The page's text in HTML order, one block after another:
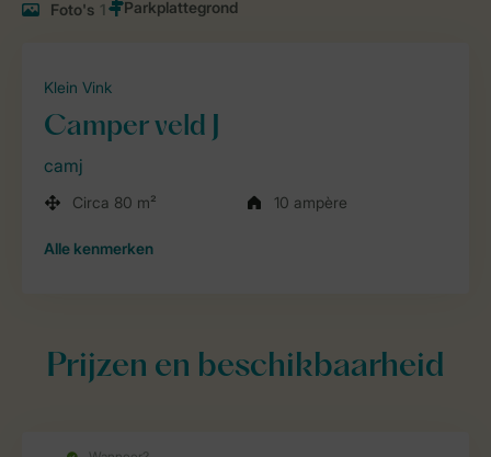
Foto's 1
Klein Vink
Camper veld J
camj
Circa 80 m² 10 ampère
Alle kenmerken
Prijzen en beschikbaarheid